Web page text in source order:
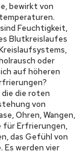
bewirkt von
Feuchtigkeit,
Blutkreislaufes
oder
auf höheren
die die roten
von
Ohren, Wangen,
für Erfrierungen,
das Gefühl von
Es werden vier